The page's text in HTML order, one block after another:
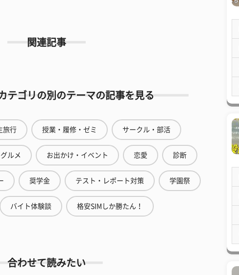
関連記事
テゴリの別のテーマの記事を見る
旅行 授業・履修・ゼミ サークル・部活
グルメ お出かけ・イベント 恋愛 診断
奨学金 テスト・レポート対策 学園祭
バイト体験談 格安SIMしか勝たん！
合わせて読みたい